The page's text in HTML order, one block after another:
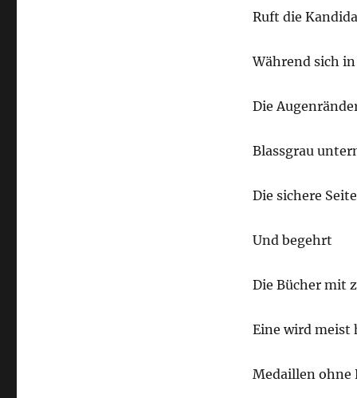
Ruft die
Während sich
Die
Blassgrau
Die sichere
Und begehrt
Die Bücher mit
Eine wird meist
Medaillen ohne